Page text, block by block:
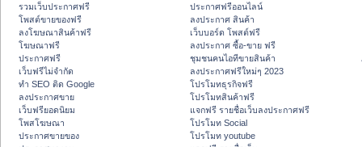
รวมเว็บประกาศฟรี
โพสต์ขายของฟรี
ลงโฆษณาสินค้าฟรี
โฆษณาฟรี
ประกาศฟรี
เว็บฟรีไม่จำกัด
ทำ SEO ติด Google
ลงประกาศขาย
เว็บฟรียอดนิยม
โพสโฆษณา
ประกาศขายของ
ประกาศฟรีออนไลน์
ลงประกาศ สินค้า
เว็บบอร์ด โพสต์ฟรี
ลงประกาศ ซื้อ-ขาย ฟรี
ชุมชนคนไอทีขายสินค้า
ลงประกาศฟรีใหม่ๆ 2023
โปรโมทธุรกิจฟรี
โปรโมทสินค้าฟรี
แจกฟรี รายชื่อเว็บลงประกาศฟรี
โปรโมท Social
โปรโมท youtube